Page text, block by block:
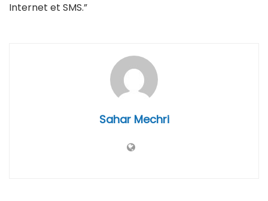
Internet et SMS.”
Sahar Mechri